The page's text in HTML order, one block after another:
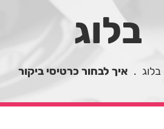
בלוג
בלוג . איך לבחור כרטיסי ביקור